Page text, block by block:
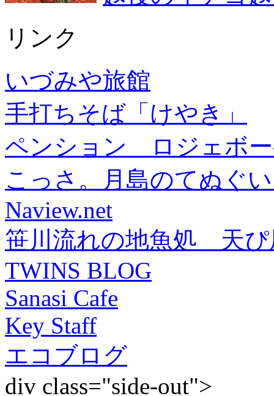
リンク
いづみや旅館
手打ちそば「けやき」
ペンション ロジェボ
こっさ。月島のてぬぐ
Naview.net
笹川流れの地魚処 天ぴ
TWINS BLOG
Sanasi Cafe
Key Staff
エコブログ
div class="side-out">